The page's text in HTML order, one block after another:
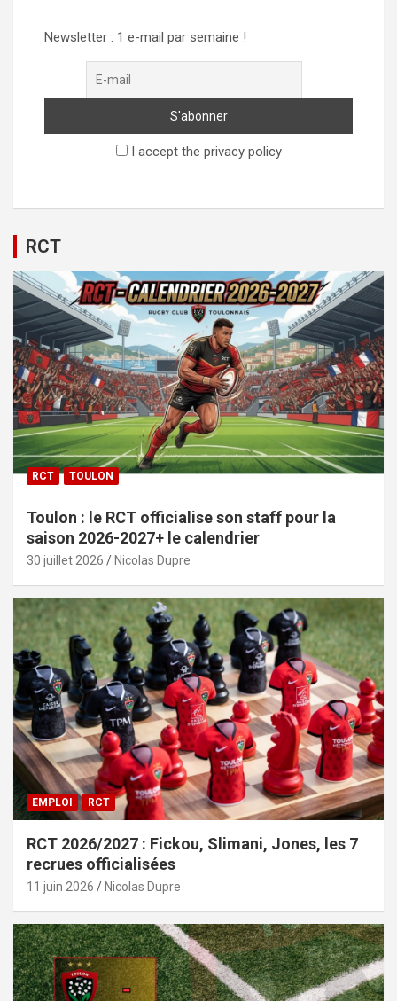
Newsletter : 1 e-mail par semaine !
I accept the privacy policy
RCT
RCT TOULON
Toulon : le RCT officialise son staff pour la
saison 2026-2027+ le calendrier
30 juillet 2026 Nicolas Dupre
EMPLOI RCT
RCT 2026/2027 : Fickou, Slimani, Jones, les 7
recrues officialisées
11 juin 2026 Nicolas Dupre